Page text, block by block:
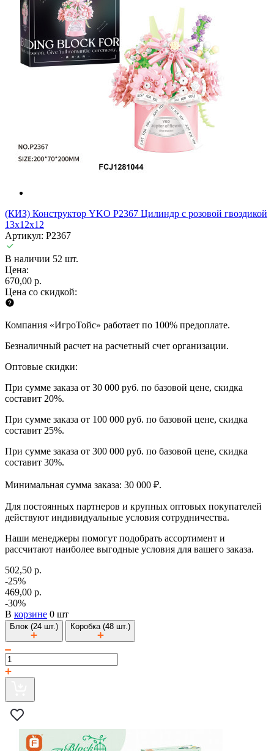
(КИЗ) Конструктор YKO P2367 Цилиндр с розовой гвоздикой
13x12x12
Артикул: P2367
В наличии 52 шт.
Цена:
670,00 р.
Цена со скидкой:
Компания «ИгроТойс» работает по 100% предоплате.
Безналичный расчет на расчетный счет организации.
Оптовые скидки:
При сумме заказа от 30 000 руб. по базовой цене, скидка
составит 20%.
При сумме заказа от 100 000 руб. по базовой цене, скидка
составит 25%.
При сумме заказа от 300 000 руб. по базовой цене, скидка
составит 30%.
Минимальная сумма заказа: 30 000 ₽.
Для постоянных партнеров и крупных оптовых покупателей
действуют индивидуальные условия сотрудничества.
Наши менеджеры помогут подобрать ассортимент и
рассчитают наиболее выгодные условия для вашего заказа.
502,50 р.
-25%
469,00 р.
-30%
В корзине 0 шт
Блок (24 шт.) Коробка (48 шт.)